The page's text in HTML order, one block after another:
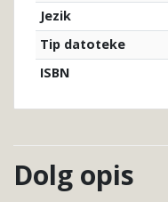
Jezik
Tip datoteke
ISBN
Dolg opis